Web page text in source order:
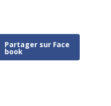
Partager sur Face
book